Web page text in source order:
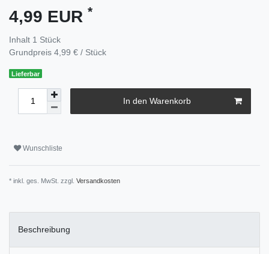
4,99 EUR *
Inhalt 1 Stück
Grundpreis 4,99 € / Stück
Lieferbar
In den Warenkorb
Wunschliste
* inkl. ges. MwSt. zzgl. Versandkosten
Beschreibung